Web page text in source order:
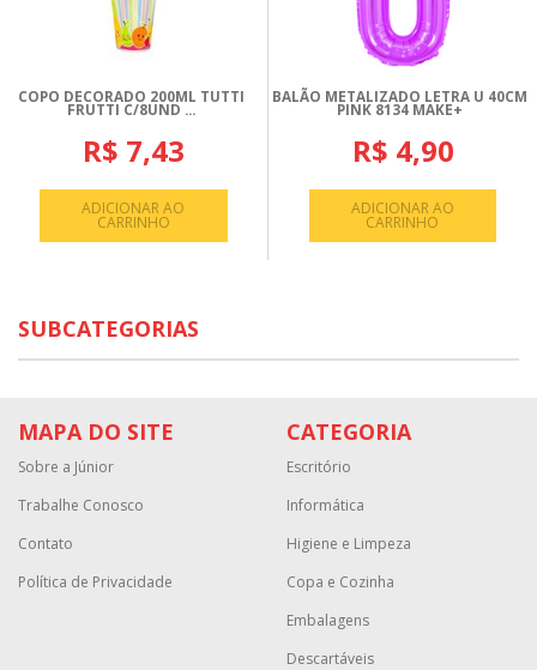
COPO DECORADO 200ML TUTTI
FRUTTI C/8UND ...
R$ 7,43
ADICIONAR AO
CARRINHO
BALÃO METALIZADO LETRA U 40CM
PINK 8134 MAKE+
R$ 4,90
ADICIONAR AO
CARRINHO
SUBCATEGORIAS
MAPA DO SITE
Sobre a Júnior
Trabalhe Conosco
Contato
Política de Privacidade
CATEGORIA
Escritório
Informática
Higiene e Limpeza
Copa e Cozinha
Embalagens
Descartáveis